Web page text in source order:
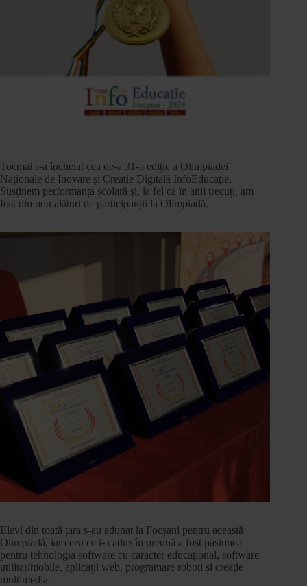
Tocmai s-a încheiat cea de-a 31-a ediție a Olimpiadei
Naționale de Inovare și Creație Digitală InfoEducație.
Susținem performanța școlară și, la fel ca în anii trecuți, am
fost din nou alături de participanții la Olimpiadă.
Elevi din toată țara s-au adunat la Focșani pentru această
Olimpiadă, iar ceea ce i-a adus împreună a fost pasiunea
pentru tehnologia software cu caracter educațional, software
utilitar/mobile, aplicații web, programare roboți și creație
multimedia.